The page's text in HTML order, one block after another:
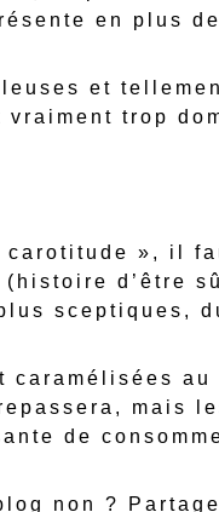
en plus
et
trop
», il
(histoire d’être
sceptiques,
mais
de
non ?